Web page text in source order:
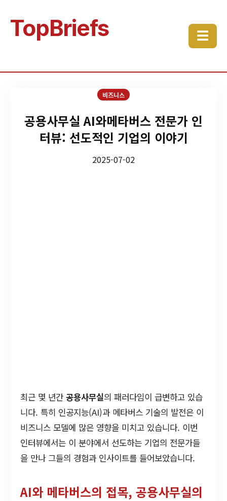
TopBriefs ☰
비즈니스
공용사무실 AI와메타버스 전문가 인
터뷰: 선도적인 기업의 이야기
2025-07-02
최근 몇 년간 공용사무실의 패러다임이 급변하고 있습
니다. 특히 인공지능(AI)과 메타버스 기술의 발전은 이
비즈니스 모델에 많은 영향을 미치고 있습니다. 이번
인터뷰에서는 이 분야에서 선도하는 기업의 전문가들
을 만나 그들의 경험과 인사이트를 들어보았습니다.
AI와 메타버스의 접목, 공용사무실의